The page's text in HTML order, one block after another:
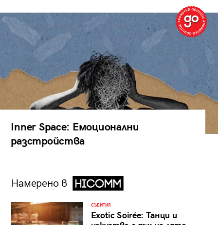
Inner Space: Емоционални
разстройства
Намерено в
СЪБИТИЯ
Exotic Soirée: Танци и